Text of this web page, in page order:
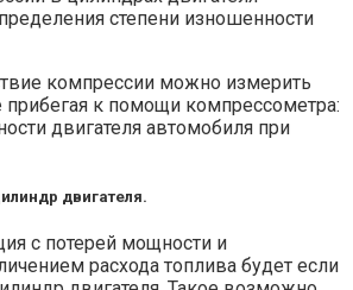
степени изношенности
компрессии можно измерить
прибегая к помощи компрессометра:
двигателя автомобиля при
двигателя.
с потерей мощности и
расхода топлива будет если